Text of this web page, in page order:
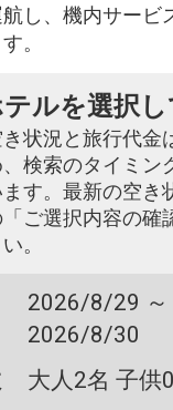
し、機内サービ
。
ルを選択
状況と旅行代金
検索のタイミン
す。最新の空き
ご選択内容の確
。
2026/8/29 ～
2026/8/30
大人2名 子供